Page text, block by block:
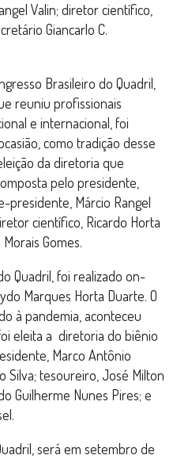
Valin; diretor científico,
Giancarlo C.
Brasileiro do Quadril,
reuniu profissionais
e internacional, foi
como tradição desse
da diretoria que
pelo presidente,
presidente, Márcio Rangel
científico, Ricardo Horta
Gomes.
Quadril, foi realizado on-
Marques Horta Duarte. O
à pandemia, aconteceu
eleita a diretoria do biênio
Marco Antônio
Silva; tesoureiro, José Milton
Guilherme Nunes Pires; e
será em setembro de